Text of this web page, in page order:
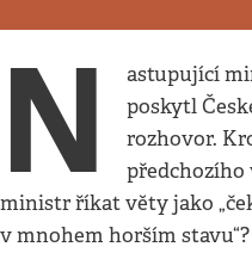
N
astupující
poskytl
rozhovor.
předchozího
ministr říkat věty jako
v mnohem horším